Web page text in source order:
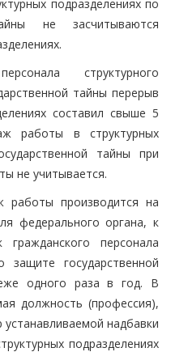
подразделениях по
не засчитываются
структурного
тайны перерыв
составил свыше 5
работы в структурных
тайны при
не учитывается.
работы производится на
федерального органа, к
гражданского персонала
защите государственной
одного раза в год. В
должность (профессия),
надбавки
подразделениях